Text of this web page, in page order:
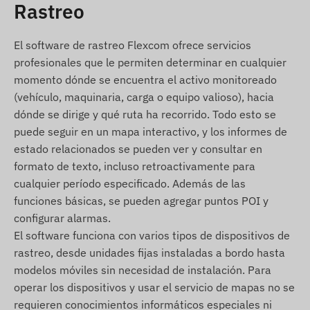
TKSTAR TK905-E 4G LTE rastreador GPS
Cable de carga USB
Guía de instalación
Pin de tarjeta SIM
Adaptador de SIM
Funda de transporte
Condiciones de uso
Para el funcionamiento normal del dispositivo, es
necesario un vínculo activo con los sistemas de
satélite de localización y las redes de operadores
móviles. Estos aseguran la recolección y
transmisión de datos, así como la comunicación
con el teléfono del propietario o, en caso de uso
de software de seguimiento, con el sistema
central de recolección y procesamiento de datos.
Rastreo
El software de rastreo Flexcom ofrece servicios
profesionales que le permiten determinar en cualquier
momento dónde se encuentra el activo monitoreado
(vehículo, maquinaria, carga o equipo valioso), hacia
dónde se dirige y qué ruta ha recorrido. Todo esto se
puede seguir en un mapa interactivo, y los informes de
estado relacionados se pueden ver y consultar en
formato de texto, incluso retroactivamente para
cualquier período especificado. Además de las
funciones básicas, se pueden agregar puntos POI y
configurar alarmas.
El software funciona con varios tipos de dispositivos de
rastreo, desde unidades fijas instaladas a bordo hasta
modelos móviles sin necesidad de instalación. Para
operar los dispositivos y usar el servicio de mapas no se
requieren conocimientos informáticos especiales ni